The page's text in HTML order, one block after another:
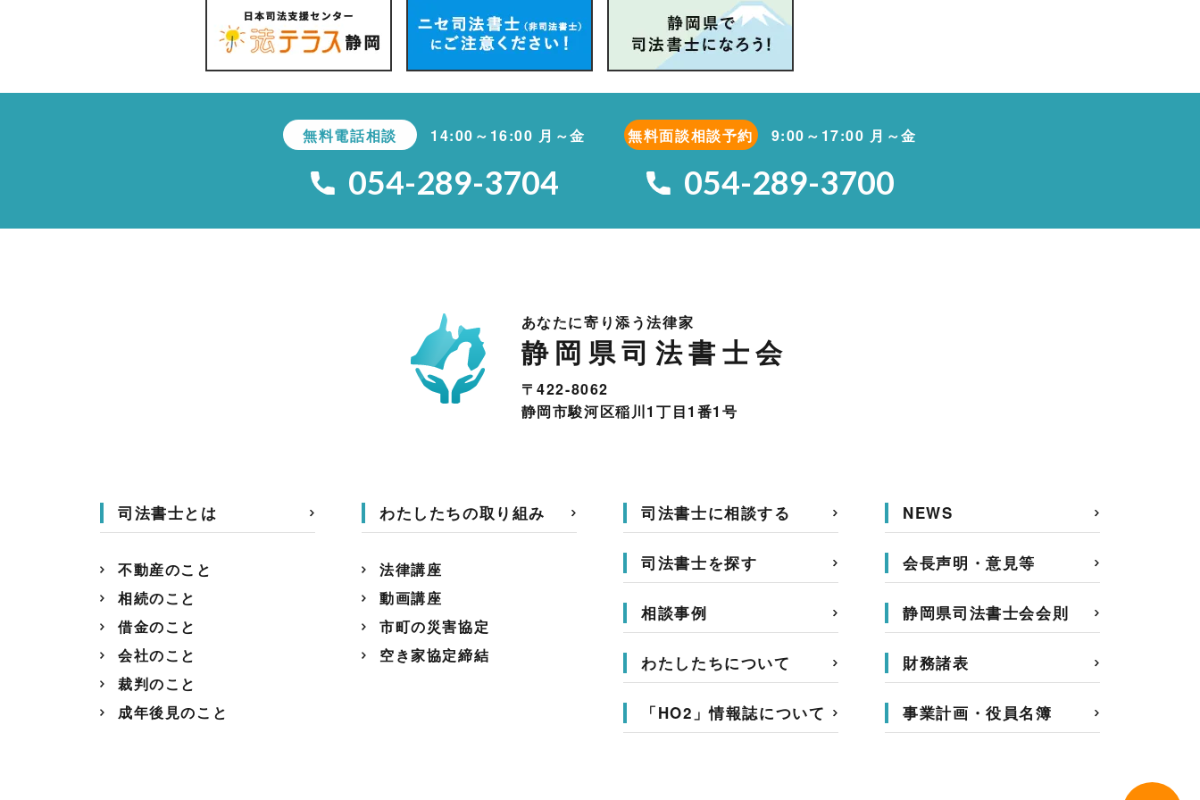
無料電話相談 14:00～16:00 月～金
054-289-3704
無料面談相談予約 9:00～17:00 月～金
054-289-3700
あなたに寄り添う法律家
静岡県司法書士会
〒422-8062
静岡市駿河区稲川1丁目1番1号
司法書士とは
不動産のこと
相続のこと
借金のこと
会社のこと
裁判のこと
成年後見のこと
わたしたちの取り組み
法律講座
動画講座
市町の災害協定
空き家協定締結
司法書士に相談する
司法書士を探す
相談事例
わたしたちについて
「HO2」情報誌について
NEWS
会長声明・意見等
静岡県司法書士会会則
財務諸表
事業計画・役員名簿